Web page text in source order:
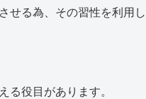
せる為、その習性を利用し
る役目があります。